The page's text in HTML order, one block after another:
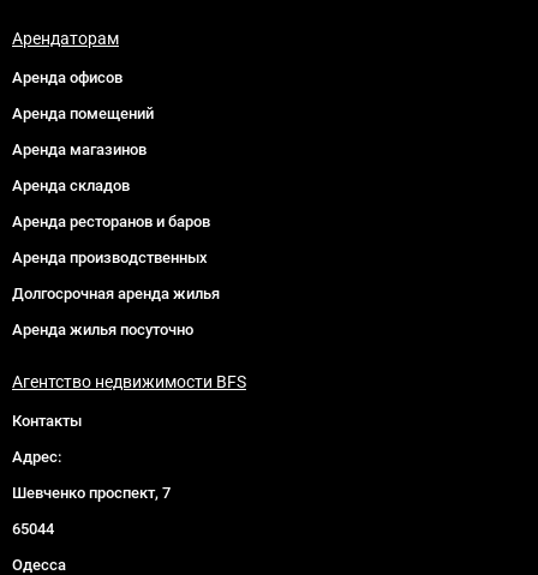
Арендаторам
Аренда офисов
Аренда помещений
Аренда магазинов
Аренда складов
Аренда ресторанов и баров
Аренда производственных
Долгосрочная аренда жилья
Аренда жилья посуточно
Агентство недвижимости BFS
Контакты
Адрес:
Шевченко проспект, 7
65044
Одесса